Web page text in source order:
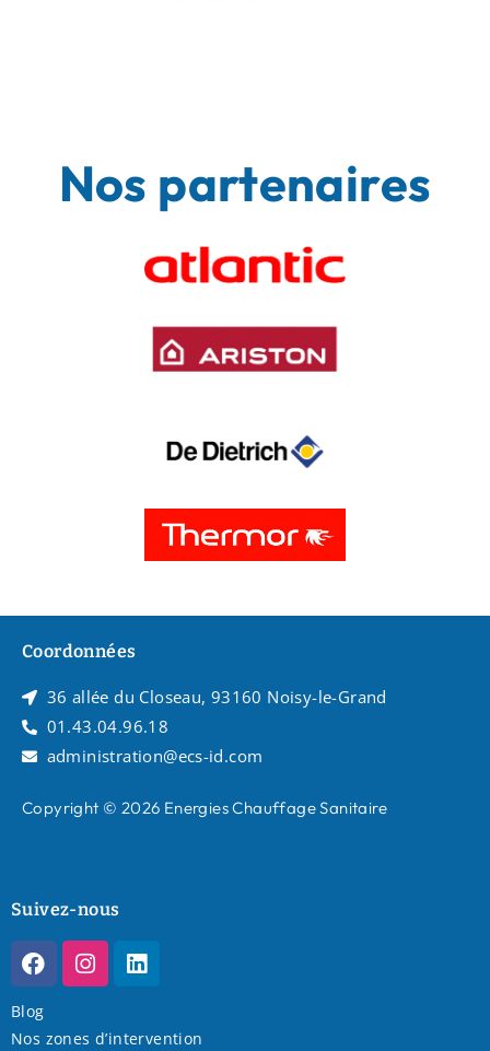
Nos partenaires
Coordonnées
36 allée du Closeau, 93160 Noisy-le-Grand
01.43.04.96.18
administration@ecs-id.com
Copyright © 2026 Energies Chauffage Sanitaire
Suivez-nous
Blog
Nos zones d’intervention